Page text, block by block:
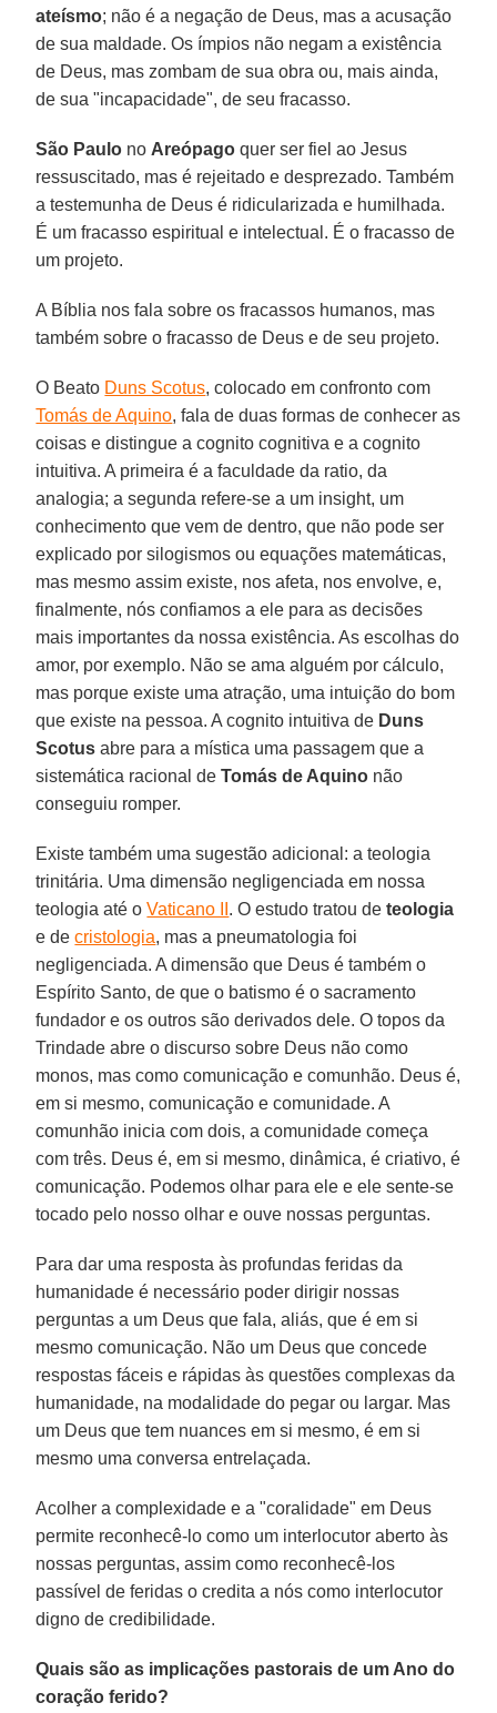
ateísmo; não é a negação de Deus, mas a acusação
de sua maldade. Os ímpios não negam a existência
de Deus, mas zombam de sua obra ou, mais ainda,
de sua "incapacidade", de seu fracasso.
São Paulo no Areópago quer ser fiel ao Jesus
ressuscitado, mas é rejeitado e desprezado. Também
a testemunha de Deus é ridicularizada e humilhada.
É um fracasso espiritual e intelectual. É o fracasso de
um projeto.
A Bíblia nos fala sobre os fracassos humanos, mas
também sobre o fracasso de Deus e de seu projeto.
O Beato Duns Scotus, colocado em confronto com
Tomás de Aquino, fala de duas formas de conhecer as
coisas e distingue a cognito cognitiva e a cognito
intuitiva. A primeira é a faculdade da ratio, da
analogia; a segunda refere-se a um insight, um
conhecimento que vem de dentro, que não pode ser
explicado por silogismos ou equações matemáticas,
mas mesmo assim existe, nos afeta, nos envolve, e,
finalmente, nós confiamos a ele para as decisões
mais importantes da nossa existência. As escolhas do
amor, por exemplo. Não se ama alguém por cálculo,
mas porque existe uma atração, uma intuição do bom
que existe na pessoa. A cognito intuitiva de Duns
Scotus abre para a mística uma passagem que a
sistemática racional deTomás de Aquino não
conseguiu romper.
Existe também uma sugestão adicional: a teologia
trinitária. Uma dimensão negligenciada em nossa
teologia até oVaticano II . O estudo tratou deteologia
e decristologia, mas a pneumatologia foi
negligenciada. A dimensão que Deus é também o
Espírito Santo, de que o batismo é o sacramento
fundador e os outros são derivados dele. O topos da
Trindade abre o discurso sobre Deus não como
monos, mas como comunicação e comunhão. Deus é,
em si mesmo, comunicação e comunidade. A
comunhão inicia com dois, a comunidade começa
com três. Deus é, em si mesmo, dinâmica, é criativo, é
comunicação. Podemos olhar para ele e ele sente-se
tocado pelo nosso olhar e ouve nossas perguntas.
Para dar uma resposta às profundas feridas da
humanidade é necessário poder dirigir nossas
perguntas a um Deus que fala, aliás, que é em si
mesmo comunicação. Não um Deus que concede
respostas fáceis e rápidas às questões complexas da
humanidade, na modalidade do pegar ou largar. Mas
um Deus que tem nuances em si mesmo, é em si
mesmo uma conversa entrelaçada.
Acolher a complexidade e a "coralidade" em Deus
permite reconhecê-lo como um interlocutor aberto às
nossas perguntas, assim como reconhecê-los
passível de feridas o credita a nós como interlocutor
digno de credibilidade.
Quais são as implicações pastorais de um Ano do
coração ferido?